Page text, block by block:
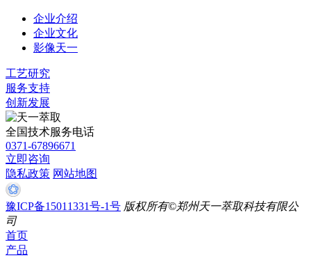
企业介绍
企业文化
影像天一
工艺研究
服务支持
创新发展
全国技术服务电话
0371-67896671
立即咨询
隐私政策 网站地图
豫ICP备15011331号-1号 版权所有©郑州天一萃取科技有限公
司
首页
产品